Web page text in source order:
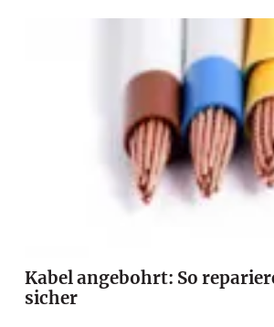
Kabel angebohrt: So
sicher